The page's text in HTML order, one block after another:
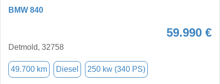
BMW 840
59.990 €
Detmold, 32758
49.700 km Diesel 250 kw (340 PS)